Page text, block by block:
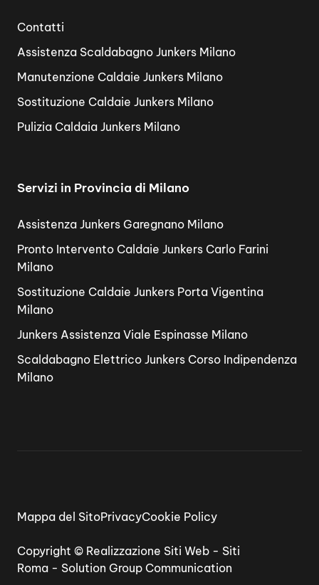
Contatti
Assistenza Scaldabagno Junkers Milano
Manutenzione Caldaie Junkers Milano
Sostituzione Caldaie Junkers Milano
Pulizia Caldaia Junkers Milano
Servizi in Provincia di Milano
Assistenza Junkers Garegnano Milano
Pronto Intervento Caldaie Junkers Carlo Farini
Milano
Sostituzione Caldaie Junkers Porta Vigentina
Milano
Junkers Assistenza Viale Espinasse Milano
Scaldabagno Elettrico Junkers Corso Indipendenza
Milano
Copyright © Realizzazione Siti Web - Siti
Roma - Solution Group Communication
Mappa del SitoPrivacyCookie Policy